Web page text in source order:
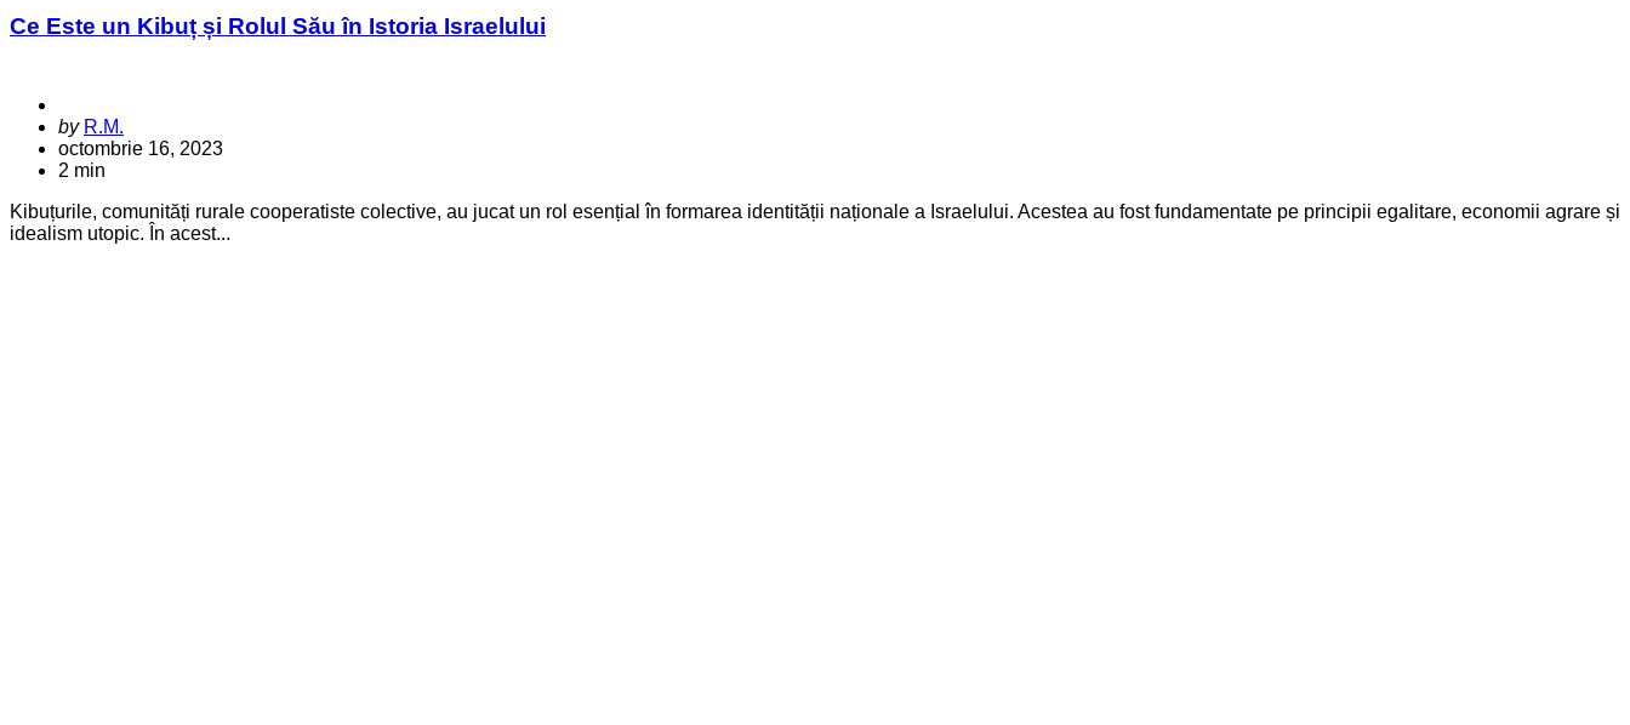
Ce Este un Kibuț și Rolul Său în Istoria Israelului
Posted
by
by R.M.
octombrie 16, 2023
2 min
Kibuțurile, comunități rurale cooperatiste colective, au jucat un rol esențial în formarea identității naționale a Israelului. Acestea au fost fundamentate pe principii egalitare, economii agrare și
idealism utopic. În acest...